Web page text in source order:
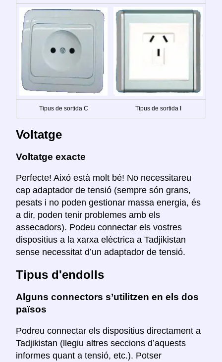
Tipus de sortida C Tipus de sortida I
Voltatge
Voltatge exacte
Perfecte! Aixó està molt bé! No necessitareu
cap adaptador de tensió (sempre són grans,
pesats i no poden gestionar massa energia, és
a dir, poden tenir problemes amb els
assecadors). Podeu connectar els vostres
dispositius a la xarxa elèctrica a Tadjikistan
sense necessitat d’un adaptador de tensió.
Tipus d'endolls
Alguns connectors s’utilitzen en els dos
països
Podreu connectar els dispositius directament a
Tadjikistan (llegiu altres seccions d’aquests
informes quant a tensió, etc.). Potser